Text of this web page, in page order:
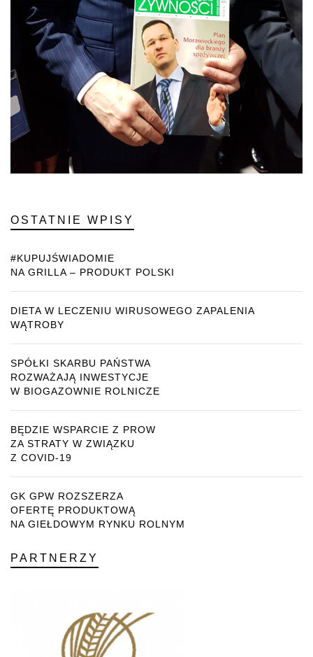
OSTATNIE WPISY
#KUPUJŚWIADOMIE
NA GRILLA – PRODUKT POLSKI
DIETA W LECZENIU WIRUSOWEGO ZAPALENIA
WĄTROBY
SPÓŁKI SKARBU PAŃSTWA
ROZWAŻAJĄ INWESTYCJE
W BIOGAZOWNIE ROLNICZE
BĘDZIE WSPARCIE Z PROW
ZA STRATY W ZWIĄZKU
Z COVID-19
GK GPW ROZSZERZA
OFERTĘ PRODUKTOWĄ
NA GIEŁDOWYM RYNKU ROLNYM
PARTNERZY